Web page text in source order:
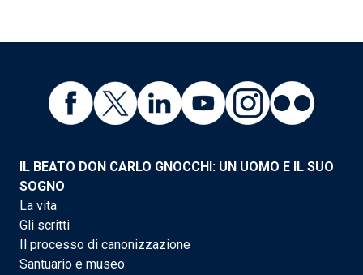
IL BEATO DON CARLO GNOCCHI: UN UOMO E IL SUO
SOGNO
La vita
Gli scritti
Il processo di canonizzazione
Santuario e museo